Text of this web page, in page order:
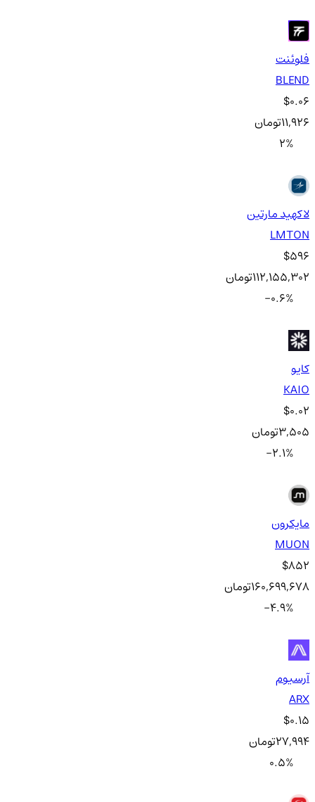
فلوئنت
BLEND
$0.06
11,926تومان
2%
لاکهید مارتین
LMTON
$596
112,155,302تومان
-0.6%
کایو
KAIO
$0.02
3,505تومان
-2.1%
مایکرون
MUON
$852
160,699,678تومان
-4.9%
آرسیوم
ARX
$0.15
27,994تومان
0.5%